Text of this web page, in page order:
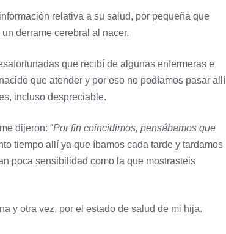
relativa a su salud, por pequeña que
derrame cerebral al nacer.
que recibí de algunas enfermeras e
que atender y por eso no podíamos pasar allí
incluso despreciable.
dijeron: “Por fin coincidimos, pensábamos que
tiempo allí ya que íbamos cada tarde y tardamos
poca sensibilidad como la que mostrasteis
y otra vez, por el estado de salud de mi hija.